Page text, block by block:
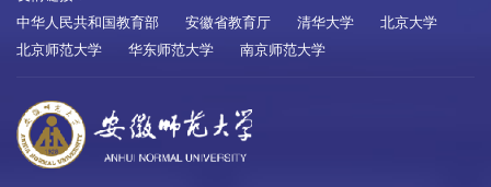
中华人民共和国教育部
安徽省教育厅 清华大学
北京大学
北京师范大学
华东师范大学 南京师范大学